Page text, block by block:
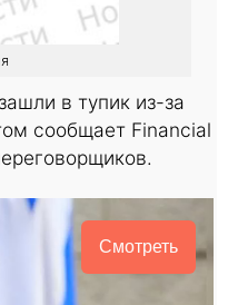
в тупик из-за
сообщает Financial
Смотреть